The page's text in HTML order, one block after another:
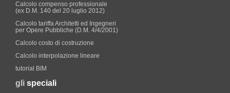
Calcolo compenso professionale
(ex D.M. 140 del 20 luglio 2012)
Calcolo tariffa Architetti ed Ingegneri
per Opere Pubbliche (D.M. 4/4/2001)
Calcolo costo di costruzione
Calcolo interpolazione lineare
tutorial BIM
gli speciali